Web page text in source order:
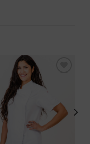
deseos